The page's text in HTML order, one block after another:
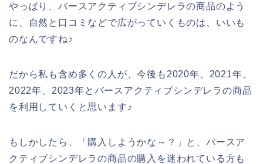
やっぱり、バースアクティブシンデレラの商品のよう
に、自然と口コミなどで広がっていくものは、いいも
のなんですね♪
だから私も含め多くの人が、今後も2020年、2021年、
2022年、2023年とバースアクティブシンデレラの商品
を利用していくと思います♪
もしかしたら、「購入しようかな～？」と、バースア
クティブシンデレラの商品の購入を迷われている方も